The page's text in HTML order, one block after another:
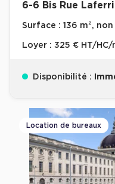
6-6 Bis Rue
Surface : 136 m²,
Loyer : 325 € HT/HC/
Disponibilité :
Location de bureaux